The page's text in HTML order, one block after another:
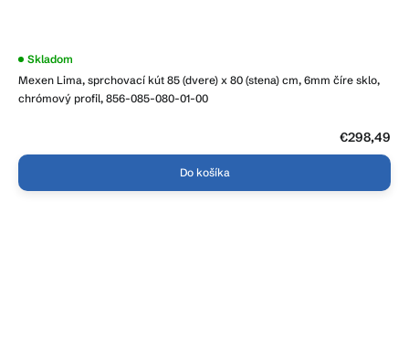
Mexen Lima, sprchovací kút 85 (dvere) x 80 (stena) cm, 6mm číre sklo,
chrómový profil, 856-085-080-01-00
Priemerné
produktu
je
Skladom
€298,49
Do košíka